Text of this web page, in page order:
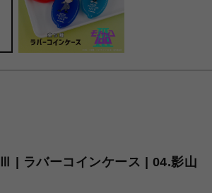
| ラバーコインケース | 04.影山